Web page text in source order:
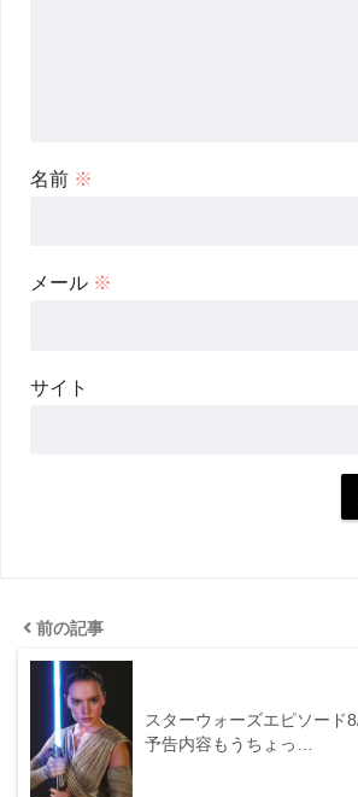
名前 ※
メール ※
サイト
前の記事
スターウォーズエピソード
予告内容もうちょっ…